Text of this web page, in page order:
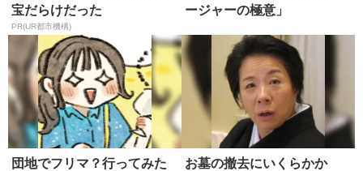
宝だらけだった
PR(UR都市機構)
ージャーの極意」
団地でフリマ？行ってみた
お墓の撤去にいくらかか